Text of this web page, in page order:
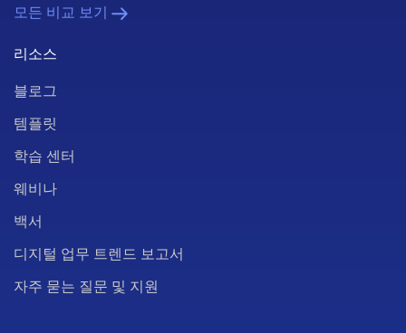
모든 비교 보기
리소스
블로그
템플릿
학습 센터
웨비나
백서
디지털 업무 트렌드 보고서
자주 묻는 질문 및 지원